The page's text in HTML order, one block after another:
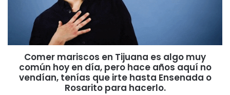
Comer mariscos en Tijuana es algo muy
común hoy en día, pero hace años aquí no
vendían, tenías que irte hasta Ensenada o
Rosarito para hacerlo.